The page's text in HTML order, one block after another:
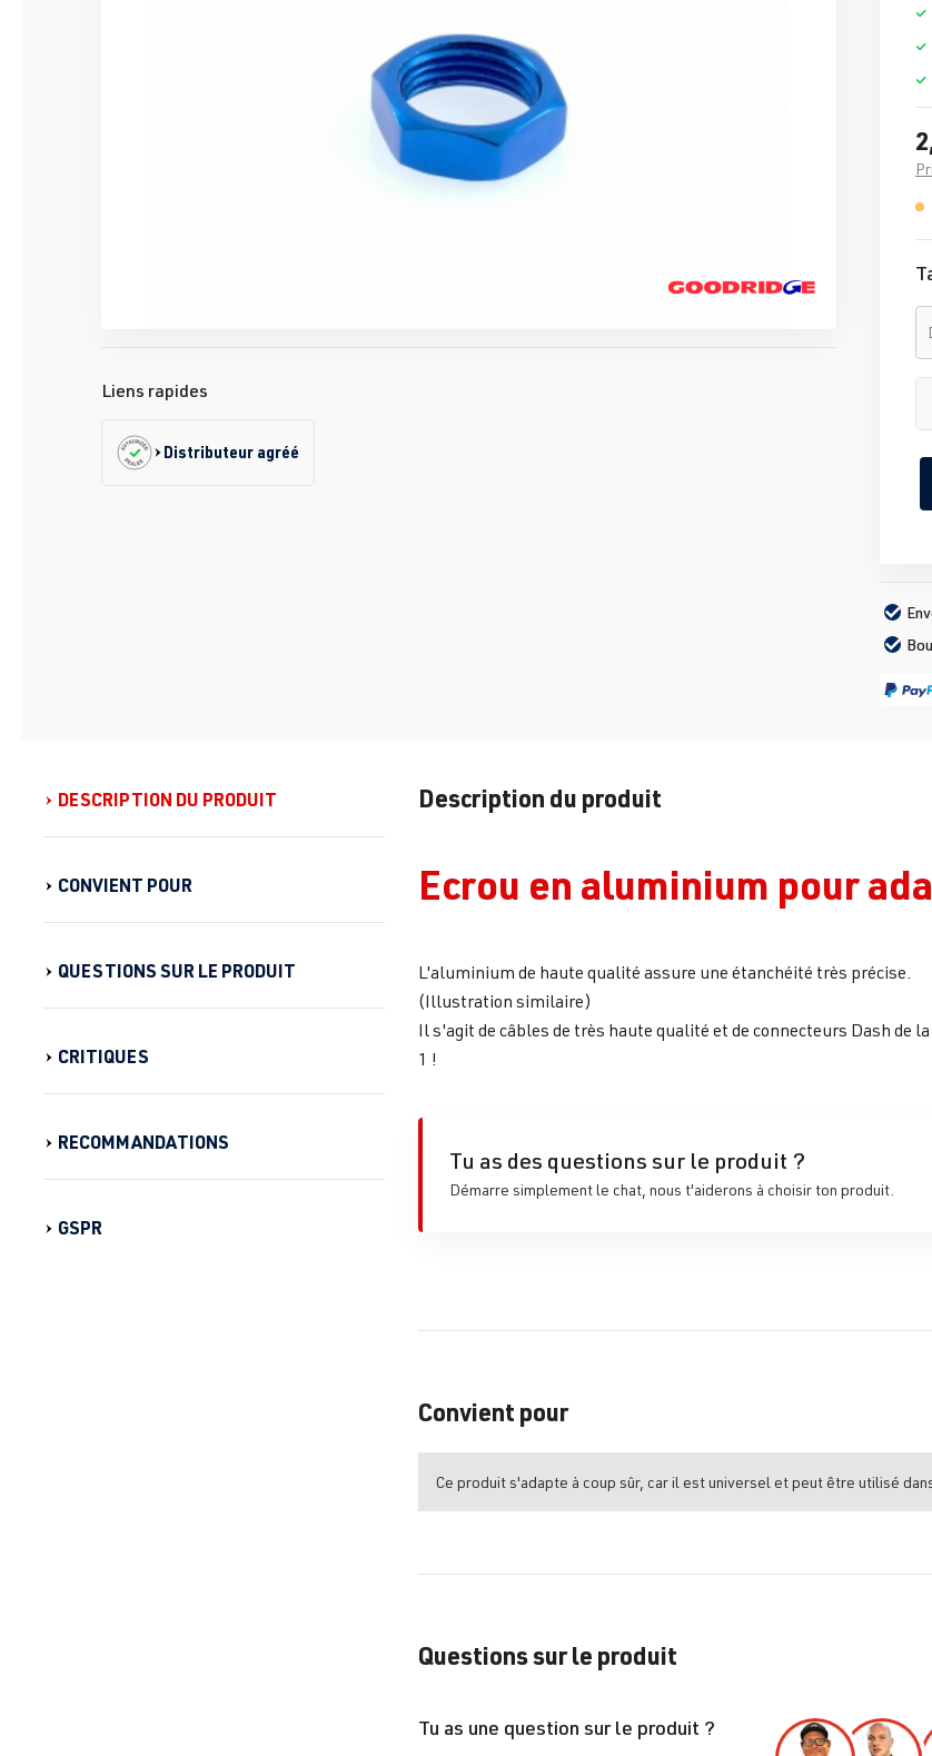
Liens rapides
Distributeur agréé
DESCRIPTION DU PRODUIT
CONVIENT POUR
QUESTIONS SUR LE PRODUIT
CRITIQUES
RECOMMANDATIONS
GSPR
Description du produit
Ecrou en aluminium pour
L'aluminium de haute qualité assure une étanchéité très précise.
(Illustration similaire)
Il s'agit de câbles de très haute qualité et de connecteurs Dash de
1 !
Tu as des questions sur le produit ?
Démarre simplement le chat, nous t'aiderons à choisir ton produit.
Convient pour
Ce produit s'adapte à coup sûr, car il est universel et peut être utilisé
Questions sur le produit
Tu as une question sur le produit ?